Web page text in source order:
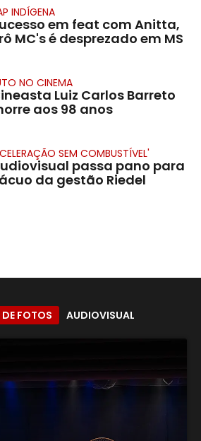
INDÍGENA
em feat com Anitta,
MC's é desprezado em MS
NO CINEMA
Luiz Carlos Barreto
aos 98 anos
SEM COMBUSTÍVEL'
passa pano para
da gestão Riedel
FOTOS AUDIOVISUAL